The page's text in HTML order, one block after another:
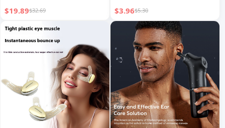
剃须
$19.89$32.69 $3.96$5.30